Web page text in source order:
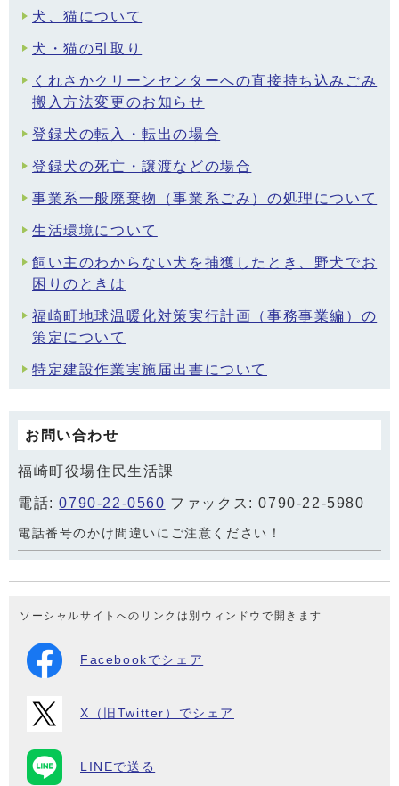
犬、猫について
犬・猫の引取り
くれさかクリーンセンターへの直接持ち込みごみ
搬入方法変更のお知らせ
登録犬の転入・転出の場合
登録犬の死亡・譲渡などの場合
事業系一般廃棄物（事業系ごみ）の処理について
生活環境について
飼い主のわからない犬を捕獲したとき、野犬でお
困りのときは
福崎町地球温暖化対策実行計画（事務事業編）の
策定について
特定建設作業実施届出書について
お問い合わせ
福崎町役場住民生活課
電話:0790-22-0560 ファックス: 0790-22-5980
電話番号のかけ間違いにご注意ください！
ソーシャルサイトへのリンクは別ウィンドウで開きます
Facebookでシェア
X（旧Twitter）でシェア
LINEで送る